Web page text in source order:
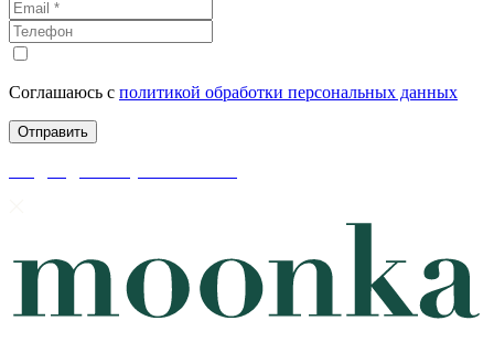
Соглашаюсь с политикой обработки персональных данных